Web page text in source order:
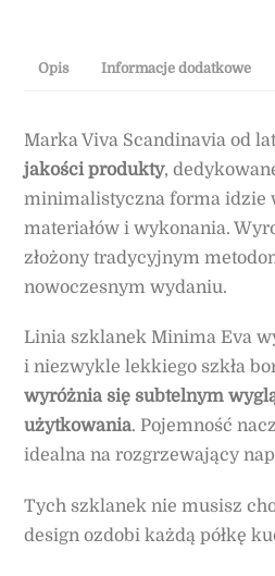
Opis Informacje dodatkowe
Marka Viva Scandinavia od
jakości produkty,
minimalistyczna forma idzie
materiałów i wykonania.
złożony tradycyjnym
nowoczesnym wydaniu.
Linia szklanek Minima Eva
i niezwykle lekkiego szkła
wyróżnia się subtelnym
użytkowania. Pojemność
idealna na rozgrzewający
Tych szklanek nie musisz
design ozdobi każdą półkę